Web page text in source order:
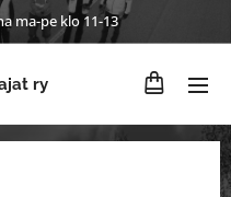
ma-pe klo 11-13
ry